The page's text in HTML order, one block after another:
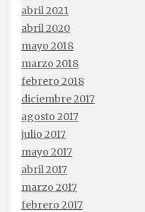
abril 2021
abril 2020
mayo 2018
marzo 2018
febrero 2018
diciembre 2017
agosto 2017
julio 2017
mayo 2017
abril 2017
marzo 2017
febrero 2017